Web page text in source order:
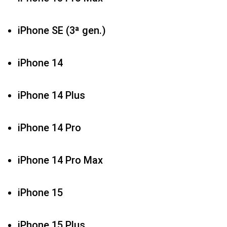
iPhone SE (3ª gen.)
iPhone 14
iPhone 14 Plus
iPhone 14 Pro
iPhone 14 Pro Max
iPhone 15